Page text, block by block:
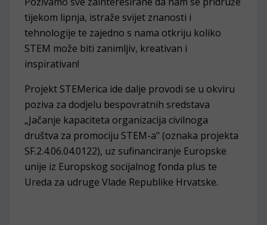
tijekom lipnja, istraže svijet znanosti i
tehnologije te zajedno s nama otkriju koliko
STEM može biti zanimljiv, kreativan i
inspirativan!
Projekt STEMerica ide dalje provodi se u okviru
poziva za dodjelu bespovratnih sredstava
„Jačanje kapaciteta organizacija civilnoga
društva za promociju STEM-a" (oznaka projekta
SF.2.4.06.04.0122), uz sufinanciranje Europske
unije iz Europskog socijalnog fonda plus te
Ureda za udruge Vlade Republike Hrvatske.